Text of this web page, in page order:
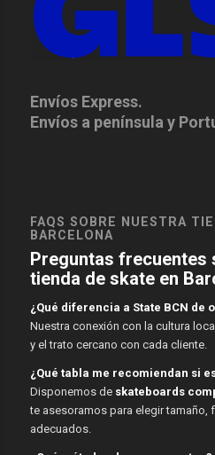
Envíos Express.
Envíos a península y
FAQS SOBRE NUESTRA
BARCELONA
Preguntas frecuentes
tienda de skate en
¿Qué diferencia a State BCN de
Nuestra conexión con la cultura
y el trato cercano con cada cliente.
¿Qué tabla me recomiendan si
Disponemos de skateboards
te asesoramos para elegir tamaño,
adecuados.